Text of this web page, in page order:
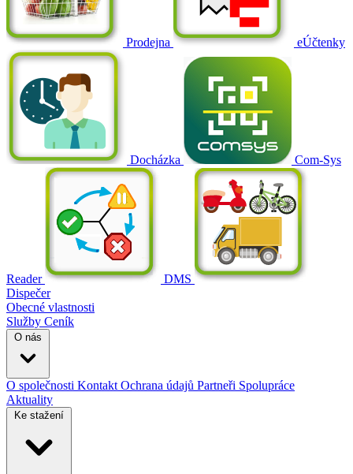
Prodejna eÚčtenky
Docházka Com-Sys
Reader
DMS
Dispečer
Obecné vlastnosti
Služby Ceník
O nás
O společnosti Kontakt Ochrana údajů Partneři Spolupráce
Aktuality
Ke stažení